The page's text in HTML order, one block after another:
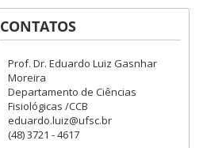
CONTATOS
Prof. Dr. Eduardo Luiz Gasnhar
Moreira
Departamento de Ciências
Fisiológicas /CCB
eduardo.luiz@ufsc.br
(48) 3721 - 4617